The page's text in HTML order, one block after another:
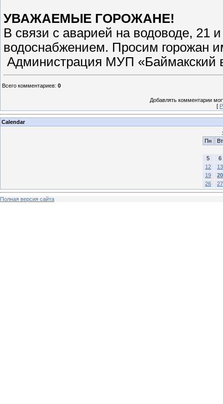
УВАЖАЕМЫЕ ГОРОЖАНЕ!
В связи с аварией на водоводе, 21
водоснабжением. Просим горожан
Администрация МУП «Баймакский
Всего комментариев: 0
Добавлять комментарии
[
Calendar
Пн
Вт
5
6
12
13
19
20
26
27
Полная версия сайта